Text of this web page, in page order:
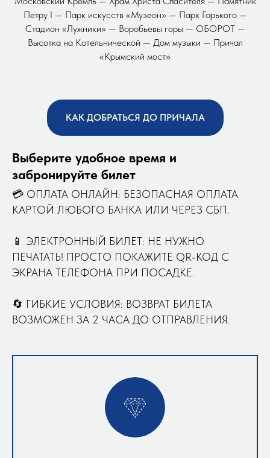
Петру I — Парк искусств «Музеон» — Парк Горького —
Стадион «Лужники» — Воробьевы горы — ОБОРОТ —
Высотка на Котельнической — Дом музыки — Причал
«Крымский мост»
КАК ДОБРАТЬСЯ ДО ПРИЧАЛА
Выберите удобное время и
забронируйте билет
💳 ОПЛАТА ОНЛАЙН: БЕЗОПАСНАЯ ОПЛАТА
КАРТОЙ ЛЮБОГО БАНКА ИЛИ ЧЕРЕЗ СБП.
📱 ЭЛЕКТРОННЫЙ БИЛЕТ: НЕ НУЖНО
ПЕЧАТАТЬ! ПРОСТО ПОКАЖИТЕ QR-КОД С
ЭКРАНА ТЕЛЕФОНА ПРИ ПОСАДКЕ.
🔄 ГИБКИЕ УСЛОВИЯ: ВОЗВРАТ БИЛЕТА
ВОЗМОЖЕН ЗА 2 ЧАСА ДО ОТПРАВЛЕНИЯ.